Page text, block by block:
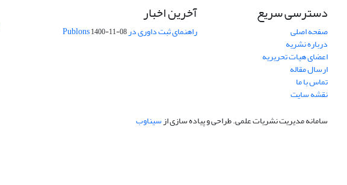
دسترسی سریع
صفحه اصلی
درباره نشریه
اعضای هیات تحریریه
ارسال مقاله
تماس با ما
نقشه سایت
آخرین اخبار
راهنمای ثبت داوری در Publons1400-11-08
سامانه مدیریت نشریات علمی.طراحی و پیاده سازی ازسیناوب